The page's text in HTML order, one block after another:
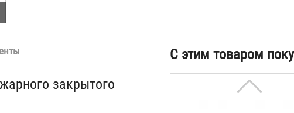
закрытого
С этим товаром
Багор пожарный